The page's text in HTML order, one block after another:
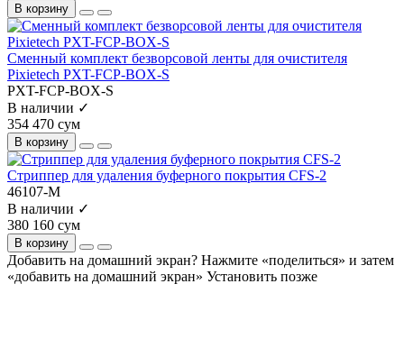
В корзину
Сменный комплект безворсовой ленты для очистителя
Pixietech PXT-FCP-BOX-S
PXT-FCP-BOX-S
В наличии ✓
354 470 сум
В корзину
Стриппер для удаления буферного покрытия CFS-2
46107-M
В наличии ✓
380 160 сум
В корзину
Добавить на домашний экран? Нажмите «поделиться» и затем
«добавить на домашний экран» Установить позже